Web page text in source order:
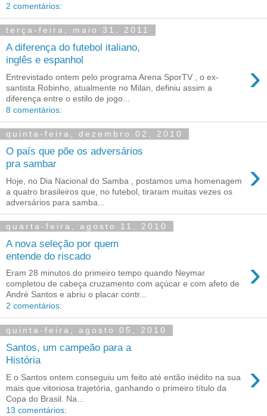
2 comentários:
terça-feira, maio 31, 2011
A diferença do futebol italiano,
inglês e espanhol
›
Entrevistado ontem pelo programa Arena SporTV , o ex-
santista Robinho, atualmente no Milan, definiu assim a
diferença entre o estilo de jogo...
8 comentários:
quinta-feira, dezembro 02, 2010
O país que põe os adversários
pra sambar
›
Hoje, no Dia Nacional do Samba , postamos uma homenagem
a quatro brasileiros que, no futebol, tiraram muitas vezes os
adversários para samba...
quarta-feira, agosto 11, 2010
A nova seleção por quem
entende do riscado
›
Eram 28 minutos do primeiro tempo quando Neymar
completou de cabeça cruzamento com açúcar e com afeto de
André Santos e abriu o placar contr...
2 comentários:
quinta-feira, agosto 05, 2010
Santos, um campeão para a
História
›
E o Santos ontem conseguiu um feito até então inédito na sua
mais que vitoriosa trajetória, ganhando o primeiro título da
Copa do Brasil. Na...
13 comentários: